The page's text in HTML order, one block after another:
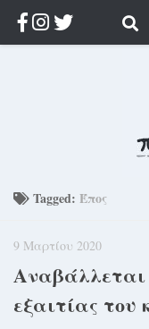
Ρίζα & Διάρκεια
Διαφήμιση
Γίνετε συνδρομητής
Μόνο για
Tagged: Έπος
9 Μαρτίου 2020
Αναβάλλεται
εξαιτίας του